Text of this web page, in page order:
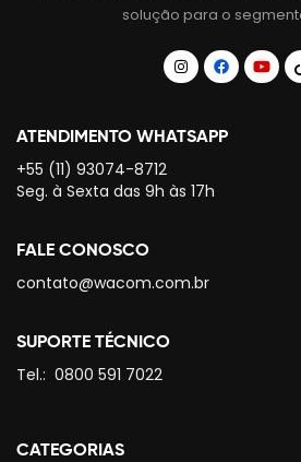
solução para o
ATENDIMENTO WHATSAPP
+55 (11) 93074-8712
Seg. à Sexta das 9h às 17h
FALE CONOSCO
contato@wacom.com.br
SUPORTE TÉCNICO
Tel.: 0800 591 7022
CATEGORIAS